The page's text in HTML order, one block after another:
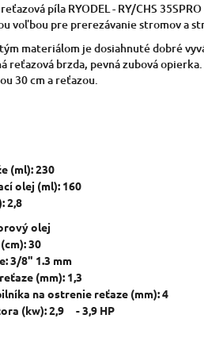
píla RYODEL - RY/CHS
voľbou pre prerezávanie stromov a
materiálom je dosiahnuté dobré
reťazová brzda, pevná zubová
30 cm a reťazou.
(ml): 230
olej (ml): 160
2,8
olej
30
3/8" 1.3 mm
(mm): 1,3
na ostrenie reťaze (mm): 4
(kw): 2,9 - 3,9 HP